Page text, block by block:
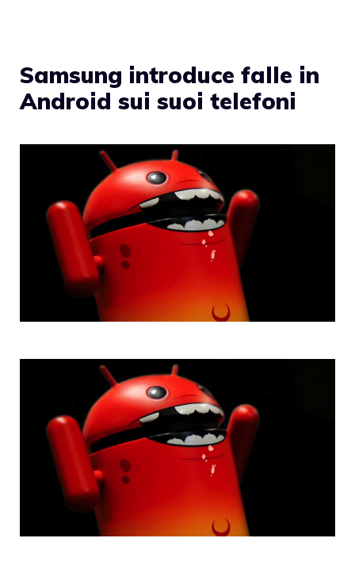
Samsung introduce falle in
Android sui suoi telefoni